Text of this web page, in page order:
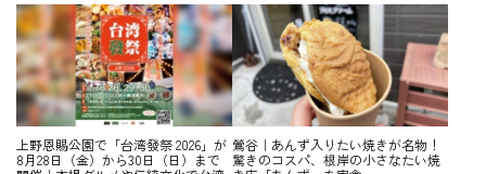
上野恩賜公園で「台湾發祭 2026」が
8月28日（金）から30日（日）まで
鶯谷｜あんず入りたい焼きが名物！
驚きのコスパ、根岸の小さなたい焼